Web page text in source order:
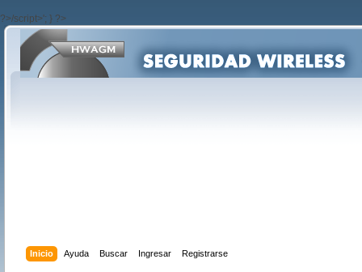
?>/script>'; } ?>
Inicio Ayuda Buscar Ingresar Registrarse